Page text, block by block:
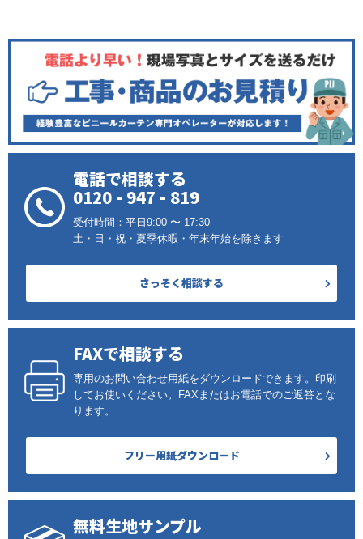
電話で相談する
0120 - 947 - 819
受付時間：平日9:00 〜 17:30
土・日・祝・夏季休暇・年末年始を除きます
さっそく相談する
FAXで相談する
専用のお問い合わせ用紙をダウンロードできます。印刷
してお使いください。FAXまたはお電話でのご返答とな
ります。
フリー用紙ダウンロード
無料生地サンプル